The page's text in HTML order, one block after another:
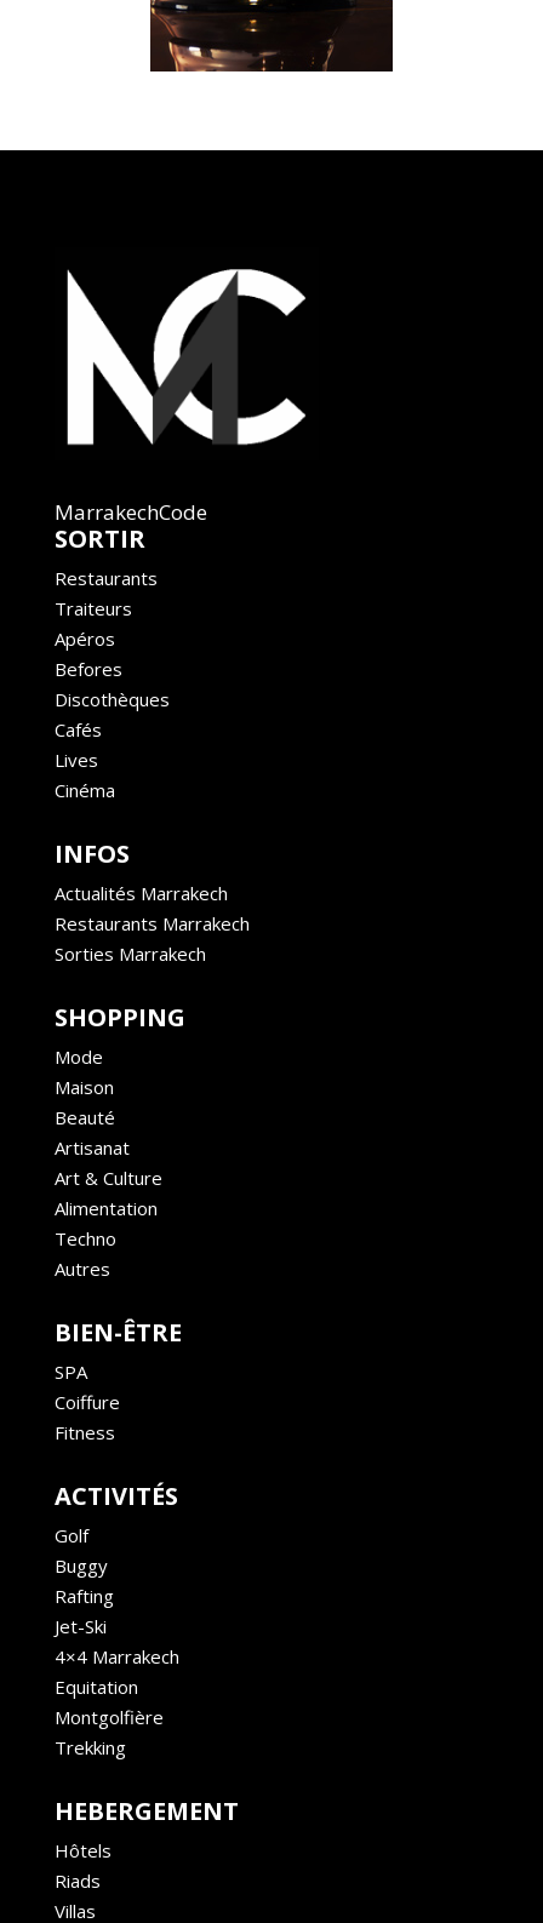
MarrakechCode
SORTIR
Restaurants
Traiteurs
Apéros
Befores
Discothèques
Cafés
Lives
Cinéma
INFOS
Actualités Marrakech
Restaurants Marrakech
Sorties Marrakech
SHOPPING
Mode
Maison
Beauté
Artisanat
Art & Culture
Alimentation
Techno
Autres
BIEN-ÊTRE
SPA
Coiffure
Fitness
ACTIVITÉS
Golf
Buggy
Rafting
Jet-Ski
4×4 Marrakech
Equitation
Montgolfière
Trekking
HEBERGEMENT
Hôtels
Riads
Villas